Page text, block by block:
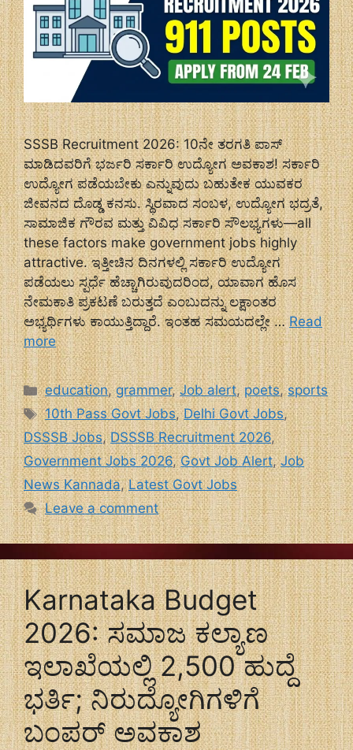
SSSB Recruitment 2026: 10ನೇ ತರಗತಿ ಪಾಸ್
ಮಾಡಿದವರಿಗೆ ಭರ್ಜರಿ ಸರ್ಕಾರಿ ಉದ್ಯೋಗ ಅವಕಾಶ! ಸರ್ಕಾರಿ
ಉದ್ಯೋಗ ಪಡೆಯಬೇಕು ಎನ್ನುವುದು ಬಹುತೇಕ ಯುವಕರ
ಜೀವನದ ದೊಡ್ಡ ಕನಸು. ಸ್ಥಿರವಾದ ಸಂಬಳ, ಉದ್ಯೋಗ ಭದ್ರತೆ,
ಸಾಮಾಜಿಕ ಗೌರವ ಮತ್ತು ವಿವಿಧ ಸರ್ಕಾರಿ ಸೌಲಭ್ಯಗಳು—all
these factors make government jobs highly
attractive. ಇತ್ತೀಚಿನ ದಿನಗಳಲ್ಲಿ ಸರ್ಕಾರಿ ಉದ್ಯೋಗ
ಪಡೆಯಲು ಸ್ಪರ್ಧೆ ಹೆಚ್ಚಾಗಿರುವುದರಿಂದ, ಯಾವಾಗ ಹೊಸ
ನೇಮಕಾತಿ ಪ್ರಕಟಣೆ ಬರುತ್ತದೆ ಎಂಬುದನ್ನು ಲಕ್ಷಾಂತರ
ಅಭ್ಯರ್ಥಿಗಳು ಕಾಯುತ್ತಿದ್ದಾರೆ. ಇಂತಹ ಸಮಯದಲ್ಲೇ …Read
more
Categories
education,grammer,Job alert,poets,sports
Tags
10th Pass Govt Jobs,Delhi Govt Jobs,
DSSSB Jobs,DSSSB Recruitment 2026,
Government Jobs 2026,Govt Job Alert,Job
News Kannada,Latest Govt Jobs
Leave a comment
Karnataka Budget
2026: ಸಮಾಜ ಕಲ್ಯಾಣ
ಇಲಾಖೆಯಲ್ಲಿ 2,500 ಹುದ್ದೆ
ಭರ್ತಿ; ನಿರುದ್ಯೋಗಿಗಳಿಗೆ
ಬಂಪರ್ ಅವಕಾಶ